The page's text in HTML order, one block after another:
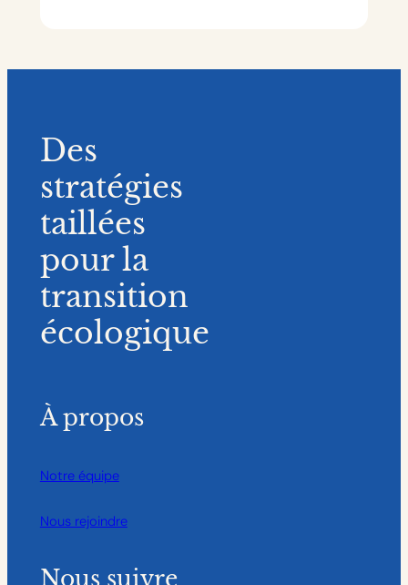
Des
stratégies
taillées
pour la
transition
écologique
À propos
Notre équipe
Nous rejoindre
Nous suivre